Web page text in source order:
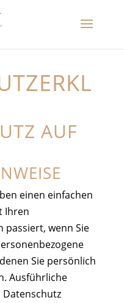
AUF
einen einfachen
Ihren
passiert, wenn Sie
Sie persönlich
Ausführliche